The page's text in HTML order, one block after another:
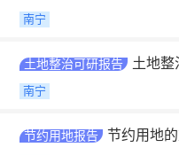
南宁
土地整治可研报告 土地整
南宁
节约用地报告 节约用地